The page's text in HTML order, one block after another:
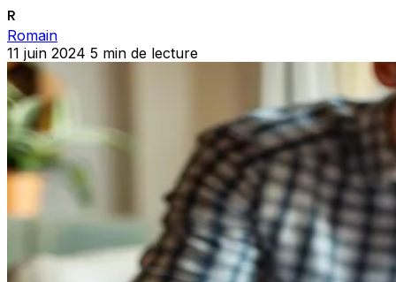
R
Romain
11 juin 2024 5 min de lecture